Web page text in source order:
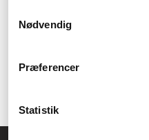
Nødvendig
Præferencer
Statistik
övervakningsprodukter är att
igång på ett enkelt och
tillgängliga för alla som vill ha